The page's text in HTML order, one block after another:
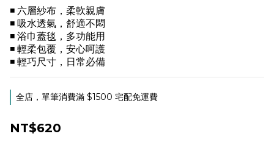
◾ 六層紗布，柔軟親膚
◾ 吸水透氣，舒適不悶
◾ 浴巾蓋毯，多功能用
◾ 輕柔包覆，安心呵護
◾ 輕巧尺寸，日常必備
全店，單筆消費滿 $1500 宅配免運費
NT$620